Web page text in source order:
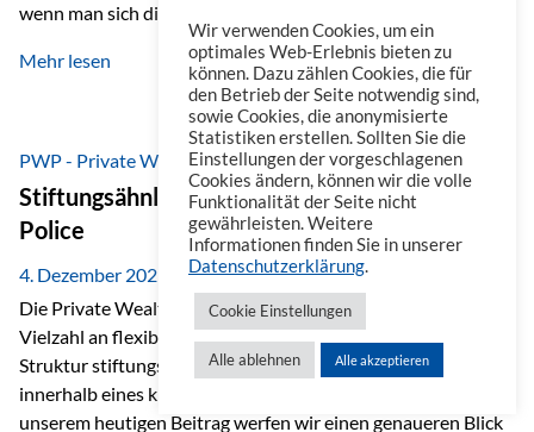
wenn man sich die Angebote ansieht, die im beruflichen
Umfeld zur Verfügung stehen. Online-Kurse als erster Schritt
Wenn es um Weiterbildung geht, denkt man häufig zuerst an
Online-Kurse. Eine Plattform, die dabei heraussticht, ist
Masterplan. Sie ist ähnlich aufgebaut wie eine Streaming-
Plattform und dadurch besonders einfach zu nutzen. Auf
Masterplan…
Mehr lesen
PWP - Private Wealth Police
Stiftungsähnliche Vorteile der Private Wealth
Police
4. Dezember 2025
Die Private Wealth Police (PWP) der Vienna-Life bietet eine
Vielzahl an flexiblen Gestaltungsmöglichkeiten, die in ihrer
Struktur stiftungsähnliche Vorteile schaffen und das
innerhalb eines klassischen Versicherungsrahmens. In
unserem heutigen Beitrag werfen wir einen genaueren Blick
Wir verwenden Cookies, um ein
optimales Web-Erlebnis bieten zu
können. Dazu zählen Cookies, die für
den Betrieb der Seite notwendig sind,
sowie Cookies, die anonymisierte
Statistiken erstellen. Sollten Sie die
Einstellungen der vorgeschlagenen
Cookies ändern, können wir die volle
Funktionalität der Seite nicht
gewährleisten. Weitere
Informationen finden Sie in unserer
Datenschutzerklärung.
Cookie Einstellungen
Alle ablehnen Alle akzeptieren